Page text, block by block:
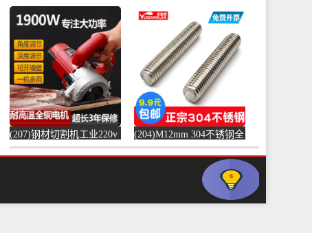
老茧磨脚神器脚皮工具脚
底脚后跟刨-钢筋切割工具
(齐开雅致专卖店仅售13.8
元)
便携式电-水泥切割机
(simtone旗舰店仅售123.75
(207)钢材切割机工业220v
水泥混凝土金属混泥土水
(204)M12mm 304不锈钢全
螺纹螺杆牙条通丝螺柱全
丝-螺纹钢(浴当家旗舰店